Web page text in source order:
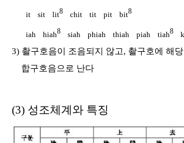
it sit lit8 chit tit pit bit8
iah hiah8 siah phiah thiah piah tiah8
3) 촬구호음이 조음되지 않고, 촬구호에 해
합구호음으로 난다
(3) 성조체계와 특징